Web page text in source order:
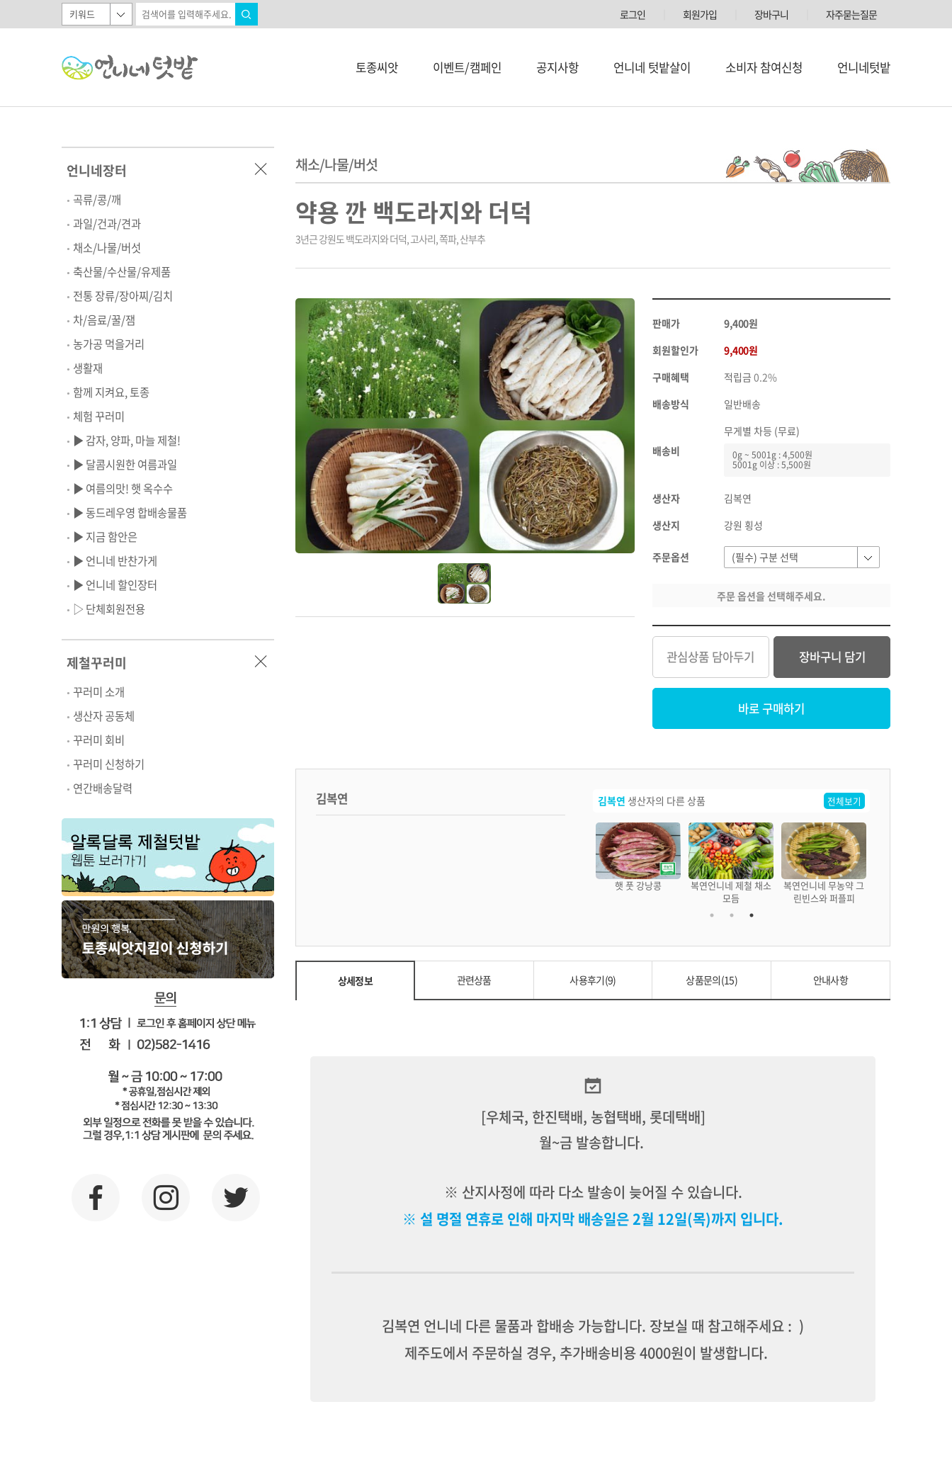
로그인 회원가입 장바구니 자주묻는질문
토종씨앗 이벤트/캠페인 공지사항 언니네 텃밭살이 소비자 참여신청 언니네텃밭
언니네장터
곡류/콩/깨
과일/건과/견과
채소/나물/버섯
축산물/수산물/유제품
전통 장류/장아찌/김치
차/음료/꿀/잼
농가공 먹을거리
생활재
함께 지켜요, 토종
체험 꾸러미
▶ 감자, 양파, 마늘 제철!
▶ 달콤시원한 여름과일
▶ 여름의맛! 햇 옥수수
▶ 동드레우영 합배송물품
▶ 지금 함안은
▶ 언니네 반찬가게
▶ 언니네 할인장터
▷ 단체회원전용
제철꾸러미
꾸러미 소개
생산자 공동체
꾸러미 회비
꾸러미 신청하기
연간배송달력
채소/나물/버섯
약용 깐 백도라지와 더덕
3년근 강원도 백도라지와 더덕, 고사리, 쪽파, 산부추
판매가
9,400원
회원할인가
9,400원
구매혜택
적립금 0.2%
배송방식
일반배송
배송비
무게별 차등 (무료)
0g ~ 5001g : 4,500원
5001g 이상 : 5,500원
생산자
김복연
생산지
강원 횡성
주문옵션
주문 옵션을 선택해주세요.
관심상품 담아두기 장바구니 담기
바로 구매하기
김복연 김복연 생산자의 다른 상품 전체보기
복연언니네 무농약 흑
찰 토마토
복연언니네 무농약 토
종 토마토
복연언니네 무농약 토
마토와 과일
햇 풋 강낭콩
복연언니네 제철 채소
모듬
복연언니네 무농약 그
린빈스와 퍼플피
상세정보 관련상품 사용후기(9) 상품문의(15) 안내사항
[우체국, 한진택배, 농협택배, 롯데택배]
월~금 발송합니다.
※ 산지사정에 따라 다소 발송이 늦어질 수 있습니다.
※ 설 명절 연휴로 인해 마지막 배송일은 2월 12일(목)까지 입니다.
김복연 언니네 다른 물품과 합배송 가능합니다. 장보실 때 참고해주세요 : )
제주도에서 주문하실 경우, 추가배송비용 4000원이 발생합니다.